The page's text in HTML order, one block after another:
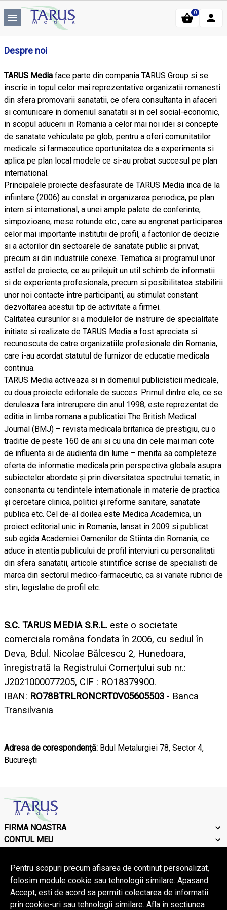
0
Despre noi
TARUS Media face parte din compania TARUS Group si se
inscrie in topul celor mai reprezentative organizatii romanesti
din sfera promovarii sanatatii, ce ofera consultanta in afaceri
si comunicare in domeniul sanatatii si in cel social-economic,
in scopul aducerii in Romania a celor mai noi idei si concepte
de sanatate vehiculate pe glob, pentru a oferi comunitatilor
medicale si farmaceutice oportunitatea de a experimenta si
aplica pe plan local modele ce si-au probat succesul pe plan
international.
Principalele proiecte desfasurate de TARUS Media inca de la
infiintare (2006) au constat in organizarea periodica, pe plan
intern si international, a unei ample palete de conferinte,
simpozioane, mese rotunde etc., care au angrenat participarea
celor mai importante institutii de profil, a factorilor de decizie
si a actorilor din sectoarele de sanatate public si privat,
precum si din industriile conexe. Tematica si programul unor
astfel de proiecte, ce au prilejuit un util schimb de informatii
si de experienta profesionala, precum si posibilitatea stabilirii
unor noi contacte intre participanti, au stimulat constant
dezvoltarea acestui tip de activitate a firmei.
Calitatea cursurilor si a modulelor de instruire de specialitate
initiate si realizate de TARUS Media a fost apreciata si
recunoscuta de catre organizatiile profesionale din Romania,
care i-au acordat statutul de furnizor de educatie medicala
continua.
TARUS Media activeaza si in domeniul publicisticii medicale,
cu doua proiecte editoriale de succes. Primul dintre ele, ce se
deruleaza fara intrerupere din anul 1998, este reprezentat de
editia in limba romana a publicatiei The British Medical
Journal (BMJ) – revista medicala britanica de prestigiu, cu o
traditie de peste 160 de ani si cu una din cele mai mari cote
de influenta si de audienta din lume – menita sa completeze
oferta de informatie medicala prin perspectiva globala asupra
subiectelor abordate şi prin diversitatea spectrului tematic, in
consonanta cu tendintele internationale in materie de practica
şi cercetare clinica, politici şi reforme sanitare, sanatate
publica etc. Cel de-al doilea este Medica Academica, un
proiect editorial unic in Romania, lansat in 2009 si publicat
sub egida Academiei Oamenilor de Stiinta din Romania, ce
aduce in atentia publicului de profil interviuri cu personalitati
din sfera sanatatii, articole stiintifice scrise de specialisti de
marca din sectorul medico-farmaceutic, ca si variate rubrici de
stiri, legislatie de profil etc.
S.C. TARUS MEDIA S.R.L. este o societate
comerciala româna fondata în 2006, cu sediul în
Deva, Bdul. Nicolae Bălcescu 2, Hunedoara,
înregistrată la Registrului Comerțului sub nr.:
J2021000077205, CIF : RO18379900.
IBAN: RO78BTRLRONCRT0V05605503 - Banca
Transilvania
Adresa de corespondență: Bdul Metalurgiei 78, Sector 4,
București
FIRMA NOASTRA
CONTUL MEU
© Copyright 2026 Tarus Media. Toate drepturile rezervate.
Pentru scopuri precum afisarea de continut personalizat,
folosim module cookie sau tehnologii similare. Apasand
Accept, esti de acord sa permiti colectarea de informatii
prin cookie-uri sau tehnologii similare. Afla in sectiunea